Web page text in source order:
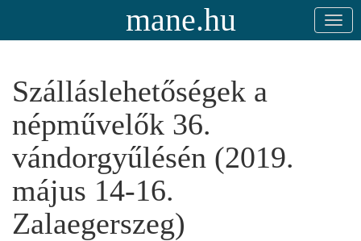
mane.hu
Szálláslehetőségek a
népművelők 36.
vándorgyűlésén (2019.
május 14-16.
Zalaegerszeg)